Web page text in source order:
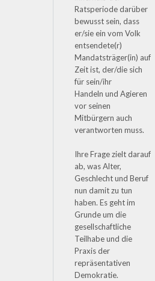
Ratsperiode darüber
bewusst sein, dass
er/sie ein vom Volk
entsendete(r)
Mandatsträger(in) auf
Zeit ist, der/die sich
für sein/ihr
Handeln und Agieren
vor seinen
Mitbürgern auch
verantworten muss.
Ihre Frage zielt darauf
ab, was Alter,
Geschlecht und Beruf
nun damit zu tun
haben. Es geht im
Grunde um die
gesellschaftliche
Teilhabe und die
Praxis der
repräsentativen
Demokratie.